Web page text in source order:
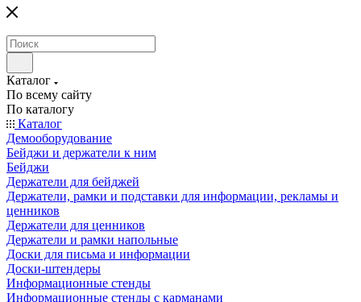
Каталог
По всему сайту
По каталогу
Каталог
Демооборудование
Бейджи и держатели к ним
Бейджи
Держатели для бейджей
Держатели, рамки и подставки для информации, рекламы и
ценников
Держатели для ценников
Держатели и рамки напольные
Доски для письма и информации
Доски-штендеры
Информационные стенды
Информационные стенды с карманами